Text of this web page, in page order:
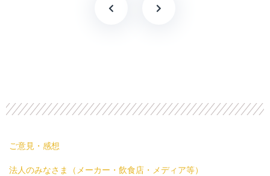
ご意見・感想
法人のみなさま（メーカー・飲食店・メディア等）